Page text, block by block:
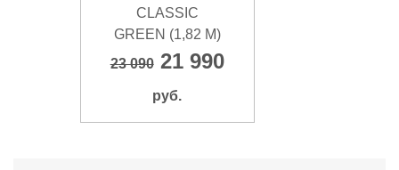
CLASSIC
GREEN (1,82 М)
23 09021 990
руб.